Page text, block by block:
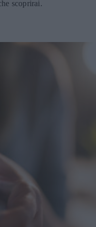
scoprirai.